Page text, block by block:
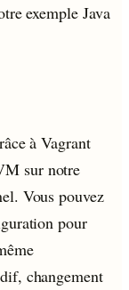
exemple Java
à Vagrant
sur notre
Vous pouvez
pour
changement